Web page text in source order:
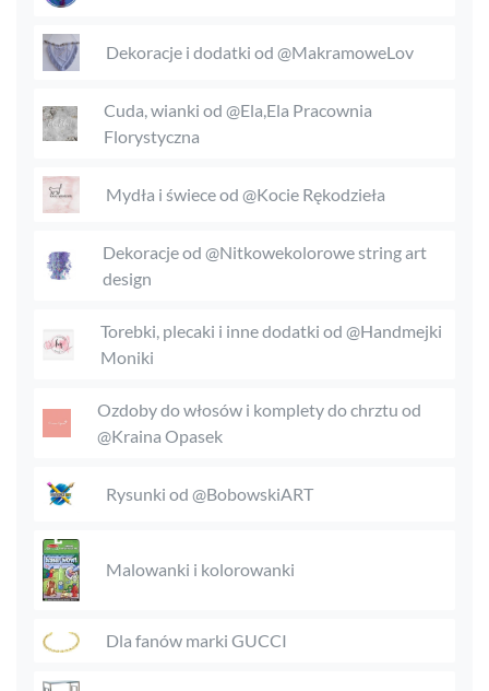
Dekoracje i dodatki od @MakramoweLov
Cuda, wianki od @Ela,Ela Pracownia
Florystyczna
Mydła i świece od @Kocie Rękodzieła
Dekoracje od @Nitkowekolorowe string art
design
Torebki, plecaki i inne dodatki od @Handmejki
Moniki
Ozdoby do włosów i komplety do chrztu od
@Kraina Opasek
Rysunki od @BobowskiART
Malowanki i kolorowanki
Dla fanów marki GUCCI